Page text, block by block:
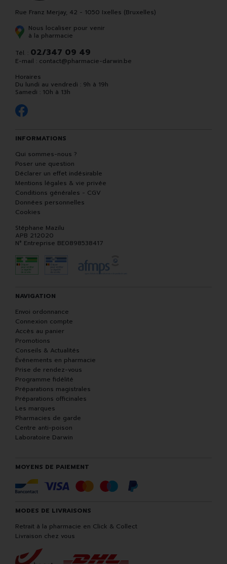
Rue Franz Merjay, 42 - 1050 Ixelles (Bruxelles)
Nous localiser pour venir
à la pharmacie
Tél. : 02/347 09 49
E-mail : contact@pharmacie-darwin.be
Horaires
Du lundi au vendredi : 9h à 19h
Samedi : 10h à 13h
INFORMATIONS
Qui sommes-nous ?
Poser une question
Déclarer un effet indésirable
Mentions légales & vie privée
Conditions générales - CGV
Données personnelles
Cookies
Stéphane Mazilu
APB 212020
N° Entreprise BE0898538417
NAVIGATION
Envoi ordonnance
Connexion compte
Accès au panier
Promotions
Conseils & Actualités
Événements en pharmacie
Prise de rendez-vous
Programme fidélité
Préparations magistrales
Préparations officinales
Les marques
Pharmacies de garde
Centre anti-poison
Laboratoire Darwin
MOYENS DE PAIEMENT
MODES DE LIVRAISONS
Retrait à la pharmacie en Click & Collect
Livraison chez vous